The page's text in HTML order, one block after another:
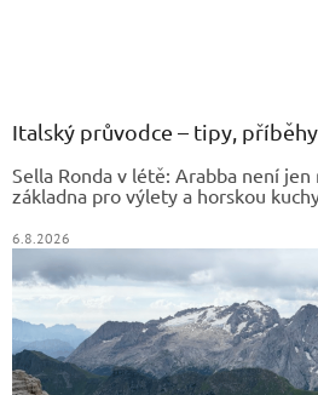
Italský průvodce – tipy,
Sella Ronda v létě: Arabba není
základna pro výlety a horskou
6.8.2026